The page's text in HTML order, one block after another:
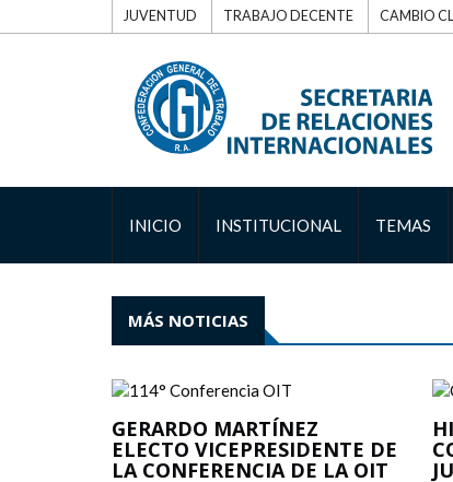
JUVENTUD TRABAJO DECENTE CAMBIO
INICIO INSTITUCIONAL TEMAS
MÁS NOTICIAS
GERARDO MARTÍNEZ
ELECTO VICEPRESIDENTE DE
LA CONFERENCIA DE LA OIT